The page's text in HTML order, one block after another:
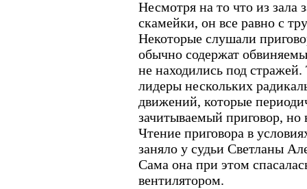
Несмотря на то что из зала
скамейки, он все равно с
Некоторые слушали
обычно содержат
не находились под
лидеры нескольких
движений, которые
зачитываемый приговор, но
Чтение приговора в
заняло у судьи Светланы
Сама она при этом
вентилятором.